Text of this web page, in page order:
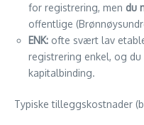
for registrering, men du
offentlige
ENK: ofte svært lav
registrering enkel, og
kapitalbinding.
Typiske tilleggskostnader